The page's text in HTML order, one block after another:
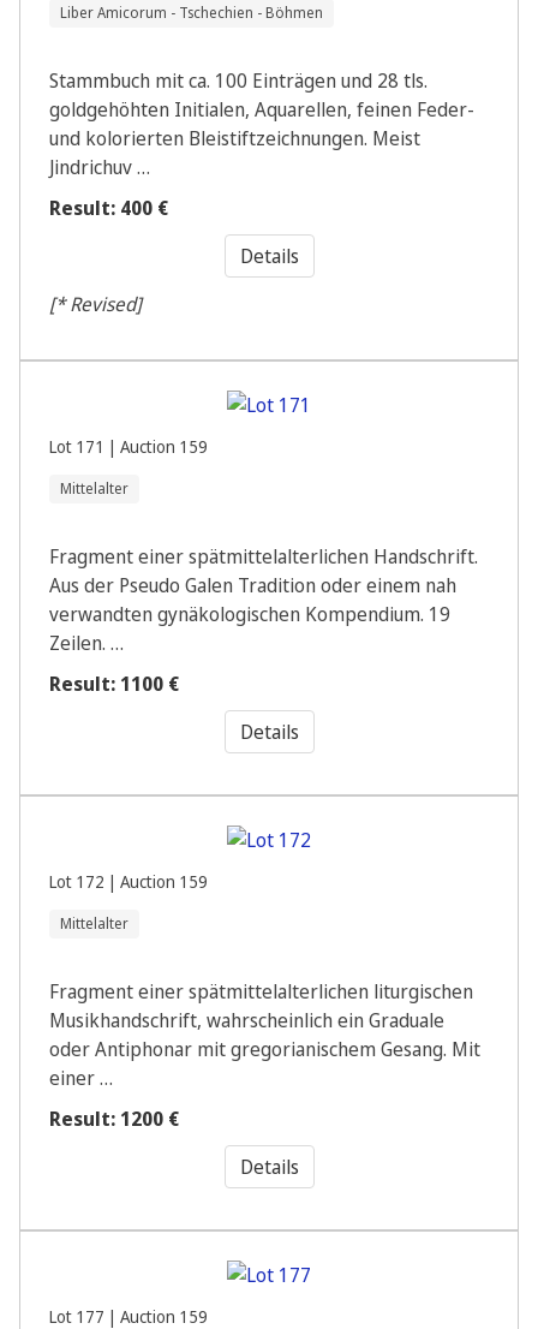
Liber Amicorum - Tschechien - Böhmen
Stammbuch mit ca. 100 Einträgen und 28 tls.
goldgehöhten Initialen, Aquarellen, feinen Feder-
und kolorierten Bleistiftzeichnungen. Meist
Jindrichuv …
Result: 400 €
Details
[* Revised]
Lot 171 | Auction 159
Mittelalter
Fragment einer spätmittelalterlichen Handschrift.
Aus der Pseudo Galen Tradition oder einem nah
verwandten gynäkologischen Kompendium. 19
Zeilen. …
Result: 1100 €
Details
Lot 172 | Auction 159
Mittelalter
Fragment einer spätmittelalterlichen liturgischen
Musikhandschrift, wahrscheinlich ein Graduale
oder Antiphonar mit gregorianischem Gesang. Mit
einer …
Result: 1200 €
Details
Lot 177 | Auction 159